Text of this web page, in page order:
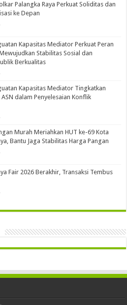
Palangka Raya Perkuat Soliditas dan
ke Depan
Kapasitas Mediator Perkuat Peran
Stabilitas Sosial dan
Berkualitas
Kapasitas Mediator Tingkatkan
dalam Penyelesaian Konflik
Murah Meriahkan HUT ke-69 Kota
Bantu Jaga Stabilitas Harga Pangan
Fair 2026 Berakhir, Transaksi Tembus